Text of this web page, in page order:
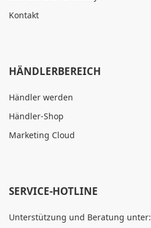
Kontakt
HÄNDLERBEREICH
Händler werden
Händler-Shop
Marketing Cloud
SERVICE-HOTLINE
Unterstützung und Beratung unter: